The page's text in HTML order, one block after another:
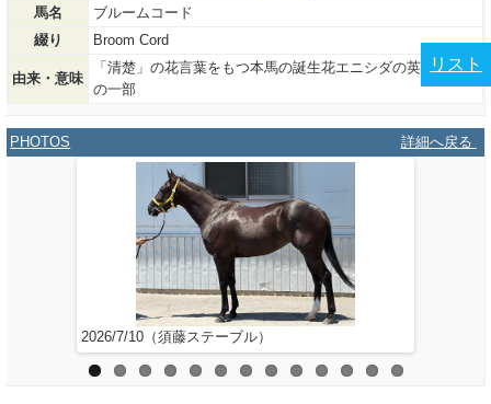
馬名
ブルームコード
綴り
Broom Cord
由来・意味
「清楚」の花言葉をもつ本馬の誕生花エニシダの英名＋母名
の一部
PHOTOS 詳細へ戻る
2026/7/10（須藤ステーブル）
リスト